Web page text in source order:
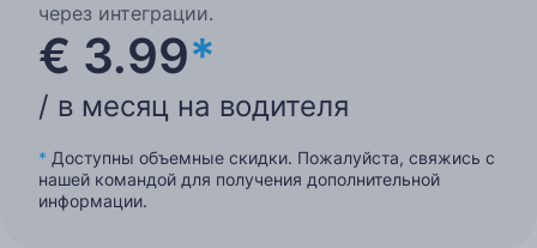
через интеграции.
€ 3.99*
/ в месяц на водителя
* Доступны объемные скидки. Пожалуйста, свяжись с
нашей командой для получения дополнительной
информации.